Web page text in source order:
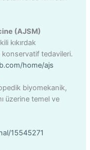
(AJSM)
kıkırdak
konservatif tedavileri.
home/ajs
biyomekanik,
üzerine temel ve
15545271